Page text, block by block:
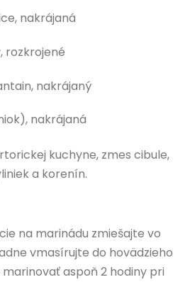
nakrájaná
rozkrojené
nakrájaný
nakrájaná
kuchyne, zmes cibule,
a korenín.
na marinádu zmiešajte vo
vmasírujte do hovädzieho
aspoň 2 hodiny pri